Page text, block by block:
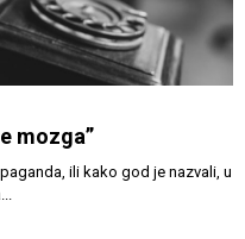
mozga”
ili kako god je nazvali, u